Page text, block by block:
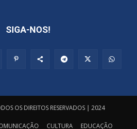
SIGA-NOS!
OS DIREITOS RESERVADOS | 2024
CULTURA EDUCAÇÃO